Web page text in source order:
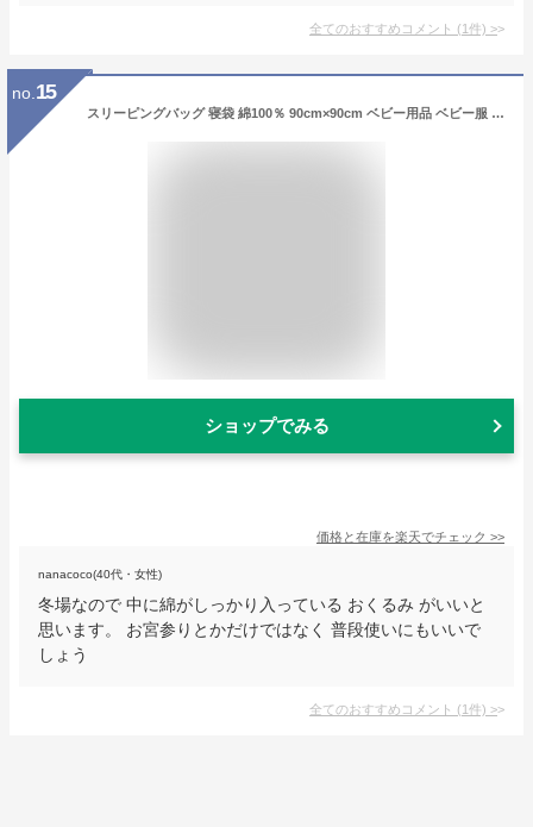
全てのおすすめコメント (1件) >
no. 15
スリーピングバッグ 寝袋 綿100％ 90cm×90cm ベビー用品 ベビー服 ベビー 厚手 抱っこ布団 冬用 秋 プランケット スリーパー 女の子 男の子 カラフル 新生児 男女兼用 オシャレ おくるみ 子供 人気 可愛い 新生児 安眠 赤ちゃん 出産祝い 百日祝い お宮参り
ショップでみる
価格と在庫を楽天でチェック >>
nanacoco(40代・女性)
冬場なので 中に綿がしっかり入っている おくるみ がいいと
思います。 お宮参りとかだけではなく 普段使いにもいいで
しょう
全てのおすすめコメント (1件) >